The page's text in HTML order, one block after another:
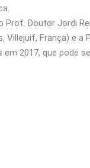
Prof. Doutor Jordi
Villejuif, França) e
2017, que pode